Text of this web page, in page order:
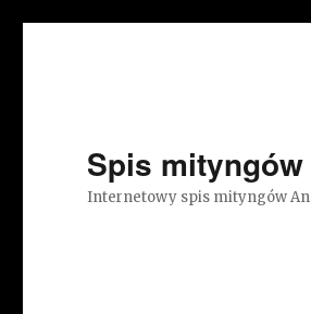
Spis
Internetowy spis mityngów